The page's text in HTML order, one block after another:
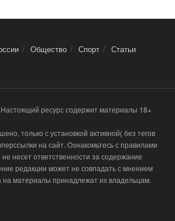
Общество Спорт Статьи
ресурс содержит материалы 18+
только с установкой активной( без тегов
на сайт. Ознакомьтесь с правилами
несет ответственности за содержание
редакции может не совпадать с мнением
на материалы принадлежат их владельцам.